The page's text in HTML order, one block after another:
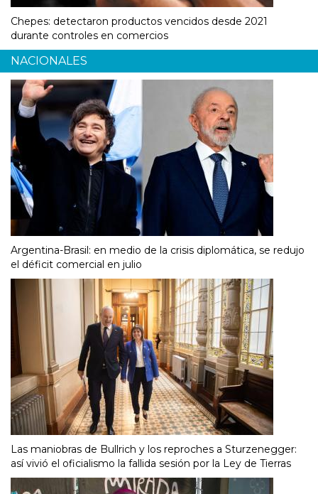
Chepes: detectaron productos vencidos desde 2021
durante controles en comercios
NACIONALES
Argentina-Brasil: en medio de la crisis diplomática, se redujo
el déficit comercial en julio
Las maniobras de Bullrich y los reproches a Sturzenegger:
así vivió el oficialismo la fallida sesión por la Ley de Tierras